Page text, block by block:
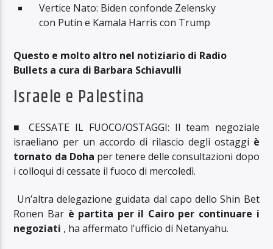
Vertice Nato: Biden confonde Zelensky
con Putin e Kamala Harris con Trump
Questo e molto altro nel notiziario di Radio
Bullets a cura di Barbara Schiavulli
Israele e Palestina
■ CESSATE IL FUOCO/OSTAGGI: Il team negoziale
israeliano per un accordo di rilascio degli ostaggi è
tornato da Doha per tenere delle consultazioni dopo
i colloqui di cessate il fuoco di mercoledì.
Un’altra delegazione guidata dal capo dello Shin Bet
Ronen Bar è partita per il Cairo per continuare i
negoziati , ha affermato l’ufficio di Netanyahu.